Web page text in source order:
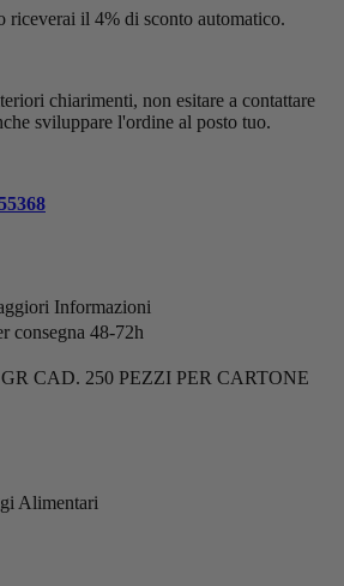
riceverai il 4% di sconto automatico.
chiarimenti, non esitare a contattare
sviluppare l'ordine al posto tuo.
Informazioni
consegna 48-72h
GR CAD. 250 PEZZI PER CARTONE
Alimentari